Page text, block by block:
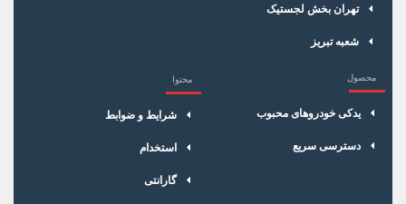
تهران بخش لجستیک
شعبه تبریز
محصول
یدکی خودروهای محبوب
دسترسی سریع
محتوا
شرایط و ضوابط
استخدام
گارانتی